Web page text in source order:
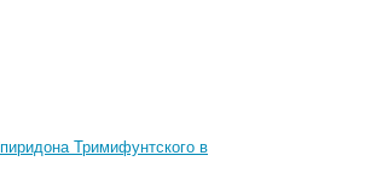
Тримифунтского в